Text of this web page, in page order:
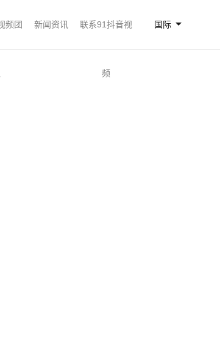
频团 新闻资讯 联系91抖音视
频
国际